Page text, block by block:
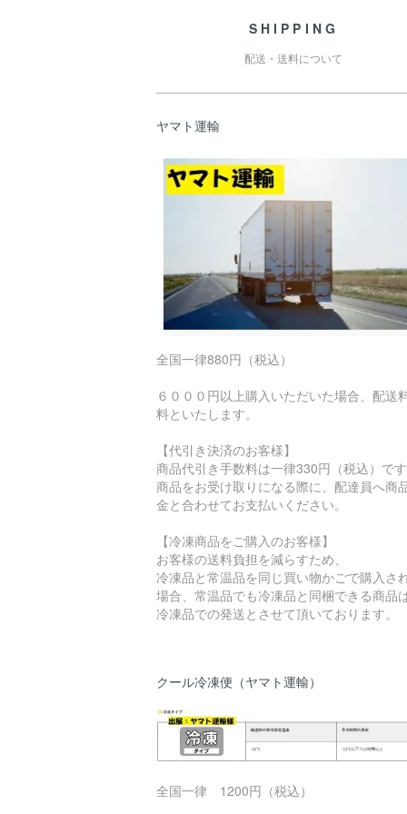
SHIPPING
配送・送料について
ヤマト運輸
全国一律880円（税込）
６０００円以上購入いただいた場合、配送
料といたします。
【代引き決済のお客様】
商品代引き手数料は一律330円（税込）です
商品をお受け取りになる際に、配達員へ商
金と合わせてお支払いください。
【冷凍商品をご購入のお客様】
お客様の送料負担を減らすため、
冷凍品と常温品を同じ買い物かごで購入さ
場合、常温品でも冷凍品と同梱できる商品は
冷凍品での発送とさせて頂いております。
クール冷凍便（ヤマト運輸）
全国一律 1200円（税込）